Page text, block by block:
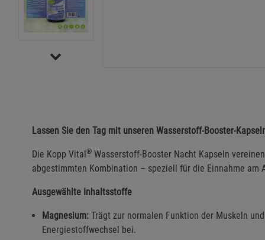
Lassen Sie den Tag mit unseren Wasserstoff-Booster-
Die Kopp Vital® Wasserstoff-Booster Nacht Kapseln
abgestimmten Kombination – speziell für die Einnahme am
Ausgewählte Inhaltsstoffe
Magnesium: Trägt zur normalen Funktion der Muskeln
Energiestoffwechsel bei.